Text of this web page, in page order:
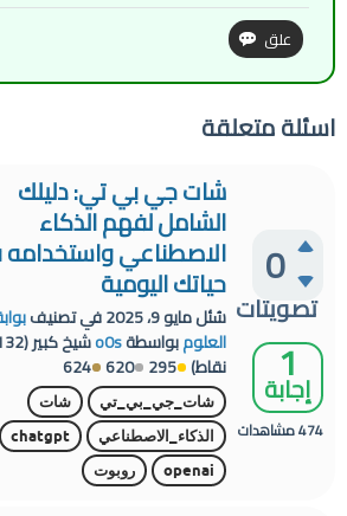
اسئلة متعلقة
0
تصويتات
1
إجابة
474مشاهدات
شات جي بي تي: دليلك
الشامل لفهم الذكاء
الاصطناعي
حياتك اليومية
سُئلمايو 9، 2025 في تصنيف
العلومبواسطةo0sشيخ كبير(
نقاط) 295
620
624
شات_جي_بي_تي
شات
الذكاء_الاصطناعي
chatgpt
openai
روبوت